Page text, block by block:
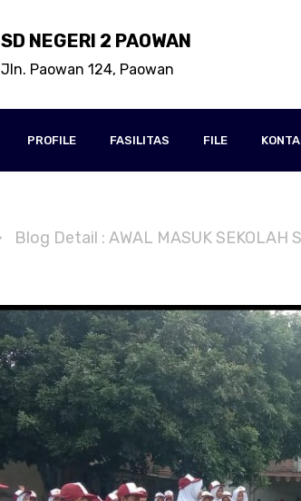
SD NEGERI 2 PAOWAN
Jln. Paowan 124, Paowan
PROFILE FASILITAS FILE
Blog Detail : AWAL MASUK SEKOLAH